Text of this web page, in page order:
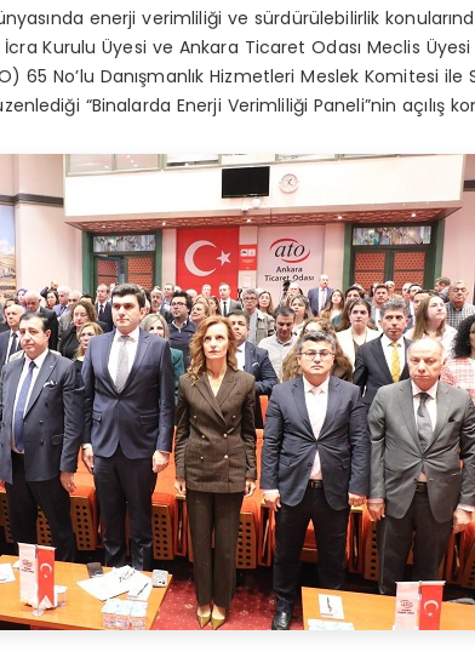
enerji verimliliği ve sürdürülebilirlik
İcra Kurulu Üyesi ve Ankara Ticaret Odası Meclis
65 No’lu Danışmanlık Hizmetleri Meslek Komitesi
“Binalarda Enerji Verimliliği Paneli”nin açılış